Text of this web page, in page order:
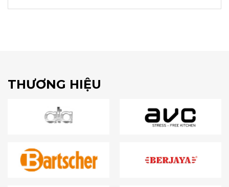
THƯƠNG HIỆU